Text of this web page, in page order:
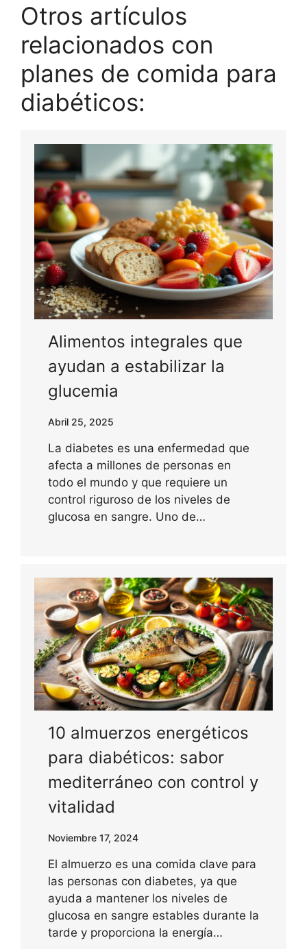
Otros artículos
relacionados con
planes de comida para
diabéticos:
Alimentos integrales que
ayudan a estabilizar la
glucemia
Abril 25, 2025
La diabetes es una enfermedad que
afecta a millones de personas en
todo el mundo y que requiere un
control riguroso de los niveles de
glucosa en sangre. Uno de…
10 almuerzos energéticos
para diabéticos: sabor
mediterráneo con control y
vitalidad
Noviembre 17, 2024
El almuerzo es una comida clave para
las personas con diabetes, ya que
ayuda a mantener los niveles de
glucosa en sangre estables durante la
tarde y proporciona la energía…